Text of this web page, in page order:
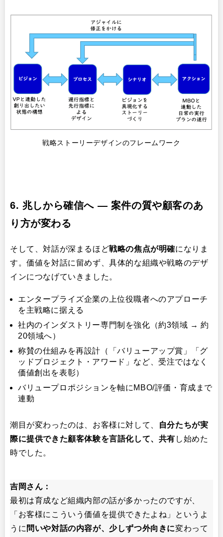
戦略ストーリーデザインのフレームワーク
6. 兆しから確信へ ― 案件の質や顧客のあ
り方が変わる
そして、対話が深まるほど戦略の焦点が明確になりま
す。価値を対話に留めず、具体的な組織や戦略のデザ
インにつなげていきました。
エンタープライズ企業の上位役職者へのアプローチ
を主戦略に据える
社内のインダストリー専門制を強化（約3領域 → 約
20領域へ）
称賛の仕組みを再設計（「バリューアップ賞」「グ
ッドプロジェクト・アワード」など、受注ではなく
価値創出を表彰）
バリュープロポジションを軸にMBO/評価・育成まで
連動
潮目が変わったのは、お客様に対して、
自分たちが実
際に提供できた顧客体験を言語化して、共有 し始めた
時でした。
吉岡さん：
最初は育成など組織内部の話が多かったのですが、
「お客様にこういう価値を提供できたよね」というよ
うに 問いや対話の内容が、少しずつ外向きに変わって